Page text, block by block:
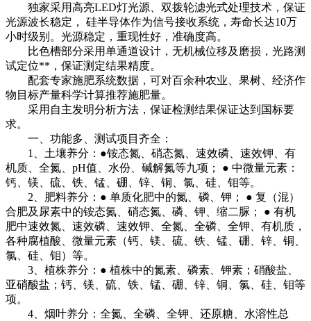
独家采用高亮LED灯光源、双拨轮滤光式处理技术，保证
光源波长稳定， 硅半导体作为信号接收系统，寿命长达10万
小时级别。光源稳定，重现性好，准确度高。
比色槽部分采用单通道设计，无机械位移及磨损，光路测
试定位**，保证测定结果精度。
配套专家施肥系统数据，可对百余种农业、果树、经济作
物目标产量科学计算推荐施肥量。
采用自主发明分析方法，保证检测结果保证达到国标要
求。
一、功能多、测试项目齐全：
1、土壤养分：●铵态氮、硝态氮、速效磷、速效钾、有
机质、全氮、pH值、水份、碱解氮等九项； ● 中微量元素：
钙、镁、硫、铁、锰、硼、锌、铜、氯、硅、钼等。
2、肥料养分：● 单质化肥中的氮、磷、钾； ● 复（混）
合肥及尿素中的铵态氮、硝态氮、磷、钾、缩二脲； ● 有机
肥中速效氮、速效磷、速效钾、全氮、全磷、全钾、有机质，
各种腐植酸、微量元素（钙、镁、硫、铁、锰、硼、锌、铜、
氯、硅、钼）等。
3、植株养分：● 植株中的氮素、磷素、钾素；硝酸盐、
亚硝酸盐；钙、镁、硫、铁、锰、硼、锌、铜、氯、硅、钼等
项。
4、烟叶养分：全氮、全磷、全钾、还原糖、水溶性总